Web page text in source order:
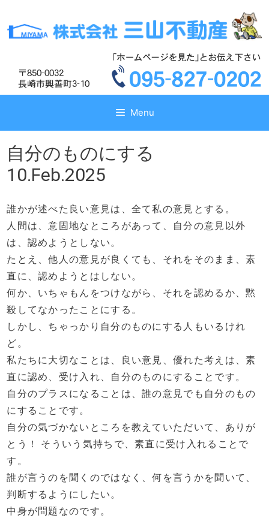
テ
ス
テ
ス
Menu
自分のものにする
10.Feb.2025
誰かが述べた良い意見は、全て私の意見とする。
人間は、意固地なところがあって、自分の意見以外
は、認めようとしない。
たとえ、他人の意見が良くても、それをそのまま、素
直に、認めようとはしない。
何か、いちゃもんをつけながら、それを認めるか、黙
殺してなかったことにする。
しかし、ちゃっかり自分のものにする人もいるけれ
ど。
私たちに大切なことは、良い意見、優れた考えは、素
直に認め、受け入れ、自分のものにすることです。
自分のプラスになることは、誰の意見でも自分のもの
にすることです。
自分の気づかないところを教えていただいて、ありが
とう！ そういう気持ちで、素直に受け入れることで
す。
誰が言うのを聞くのではなく、何を言うかを聞いて、
判断するようにしたい。
中身が問題なのです。